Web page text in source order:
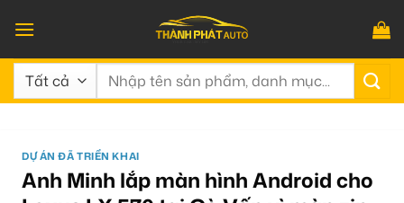
qua
nội
dung
Tìm
DỰ ÁN ĐÃ TRIỂN KHAI
Anh Minh lắp màn hình Android cho